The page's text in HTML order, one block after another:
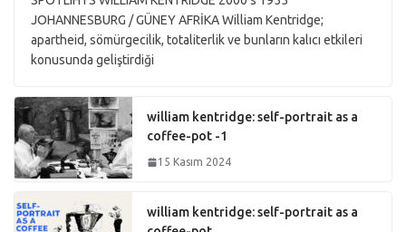
JOHANNESBURG / GÜNEY AFRİKA William Kentridge;
apartheid, sömürgecilik, totaliterlik ve bunların kalıcı etkileri
konusunda geliştirdiği
william kentridge: self-portrait as a
coffee-pot -1
15 Kasım 2024
william kentridge: self-portrait as a